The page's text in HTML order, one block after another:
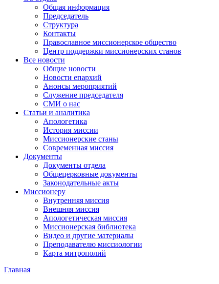
Общая информация
Председатель
Структура
Контакты
Православное миссионерское общество
Центр поддержки миссионерских станов
Все новости
Общие новости
Новости епархий
Анонсы мероприятий
Служение председателя
СМИ о нас
Статьи и аналитика
Апологетика
История миссии
Миссионерские станы
Современная миссия
Документы
Документы отдела
Общецерковные документы
Законодательные акты
Миссионеру
Внутренняя миссия
Внешняя миссия
Апологетическая миссия
Миссионерская библиотека
Видео и другие материалы
Преподавателю миссиологии
Карта митрополий
Главная